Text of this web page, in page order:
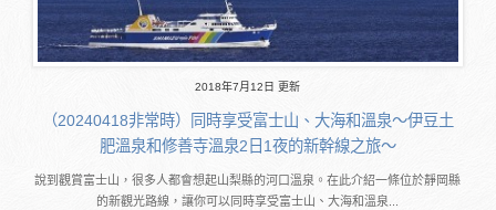
2018年7月12日 更新
（20240418非常時）同時享受富士山、大海和溫泉～伊豆土
肥溫泉和修善寺溫泉2日1夜的新幹線之旅～
說到觀賞富士山，很多人都會想起山梨縣的河口溫泉。在此介紹一條位於靜岡縣
的新觀光路線，讓你可以同時享受富士山、大海和溫泉...